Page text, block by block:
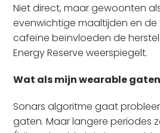
Niet direct, maar gewoonten
evenwichtige maaltijden en de
cafeïne beïnvloeden de
Energy Reserve weerspiegelt.
Wat als mijn wearable
Sonars algoritme gaat
gaten. Maar langere periodes